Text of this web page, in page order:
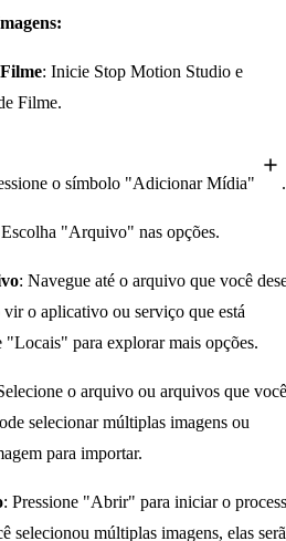
: Inicie Stop Motion Studio e
Filme.
o símbolo "Adicionar Mídia" .
"Arquivo" nas opções.
: Navegue até o arquivo que você
o aplicativo ou serviço que está
"Locais" para explorar mais opções.
o arquivo ou arquivos que você
selecionar múltiplas imagens ou
para importar.
: Pressione "Abrir" para iniciar o
selecionou múltiplas imagens, elas